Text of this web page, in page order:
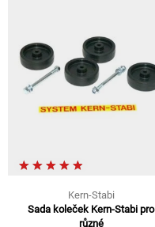
Kern-Stabi
Sada koleček Kern-Stabi pro
různé